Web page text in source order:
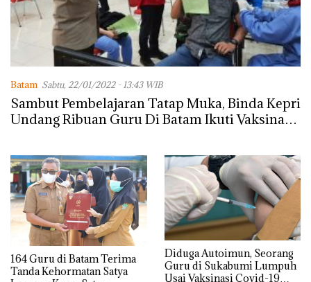
Batam Sabtu, 22/01/2022 - 13:43 WIB
Sambut Pembelajaran Tatap Muka, Binda Kepri
Undang Ribuan Guru Di Batam Ikuti Vaksinasi
164 Guru di Batam Terima
Tanda Kehormatan Satya
Diduga Autoimun, Seorang
Guru di Sukabumi Lumpuh
Usai Vaksinasi Covid-19